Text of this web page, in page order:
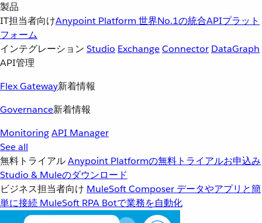
製品
IT担当者向けAnypoint Platform 世界No.1の統合APIプラット
フォーム
インテグレーション Studio ExchangeConnector DataGraph
API管理
Flex Gateway新着情報
Governance新着情報
MonitoringAPI Manager
See all
無料トライアルAnypoint Platformの無料トライアルお申込み
Studio & Muleのダウンロード
ビジネス担当者向け MuleSoft Composer データやアプリと簡
単に接続 MuleSoft RPA Botで業務を自動化